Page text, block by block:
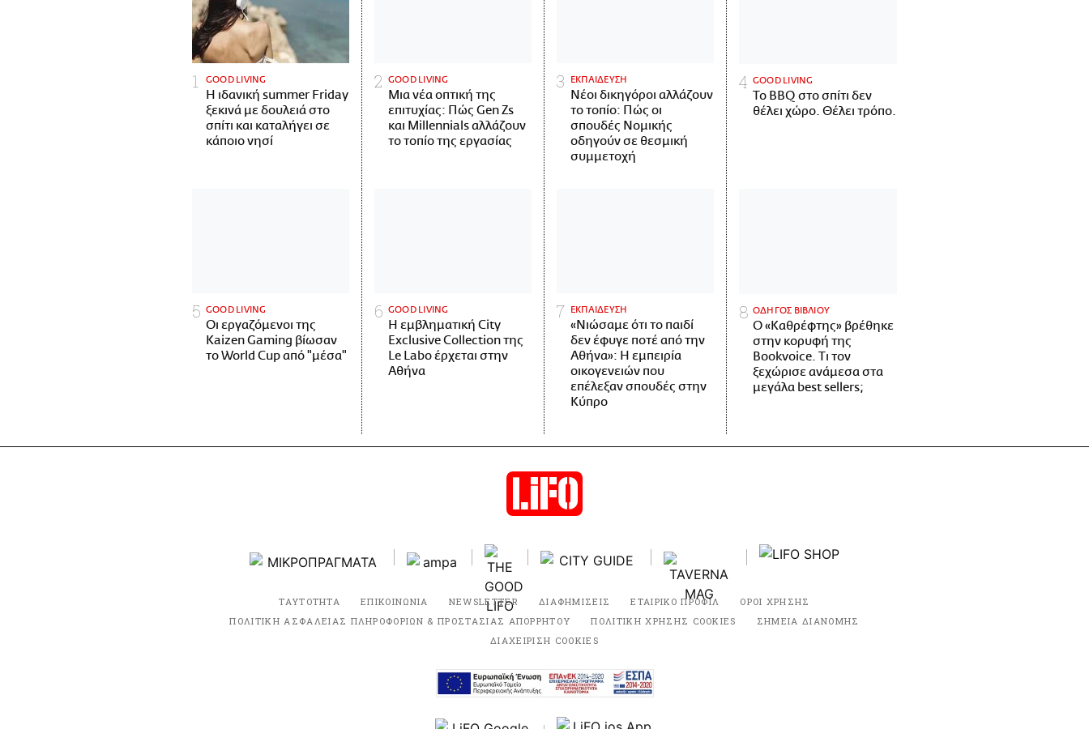
GOOD LIVING
Η ιδανική summer Friday
ξεκινά με δουλειά στο
σπίτι και καταλήγει σε
κάποιο νησί
GOOD LIVING
Μια νέα οπτική της
επιτυχίας: Πώς Gen Zs
και Millennials αλλάζουν
το τοπίο της εργασίας
ΕΚΠΑΙΔΕΥΣΗ
Νέοι δικηγόροι αλλάζουν
το τοπίο: Πώς οι
σπουδές Νομικής
οδηγούν σε θεσμική
συμμετοχή
GOOD LIVING
Το BBQ στο σπίτι δεν
θέλει χώρο. Θέλει τρόπο.
GOOD LIVING
Οι εργαζόμενοι της
Kaizen Gaming βίωσαν
το World Cup από "μέσα"
GOOD LIVING
Η εμβληματική City
Exclusive Collection της
Le Labo έρχεται στην
Αθήνα
ΕΚΠΑΙΔΕΥΣΗ
«Νιώσαμε ότι το παιδί
δεν έφυγε ποτέ από την
Αθήνα»: Η εμπειρία
οικογενειών που
επέλεξαν σπουδές στην
Κύπρο
ΟΔΗΓΟΣ ΒΙΒΛΙΟΥ
Ο «Καθρέφτης» βρέθηκε
στην κορυφή της
Bookvoice. Τι τον
ξεχώρισε ανάμεσα στα
μεγάλα best sellers;
ΤΑΥΤΟΤΗΤΑ ΕΠΙΚΟΙΝΩΝΙΑ NEWSLETTER ΔΙΑΦΗΜΙΣΕΙΣ ΕΤΑΙΡΙΚΟ ΠΡΟΦΙΛ
ΟΡΟΙ ΧΡΗΣΗΣ
ΠΟΛΙΤΙΚΗ ΑΣΦΑΛΕΙΑΣ ΠΛΗΡΟΦΟΡΙΩΝ & ΠΡΟΣΤΑΣΙΑΣ ΑΠΟΡΡΗΤΟΥ
ΠΟΛΙΤΙΚΗ ΧΡΗΣΗΣ COOKIES
ΣΗΜΕΙΑ ΔΙΑΝΟΜΗΣ
ΔΙΑΧΕΙΡΙΣΗ COOKIES